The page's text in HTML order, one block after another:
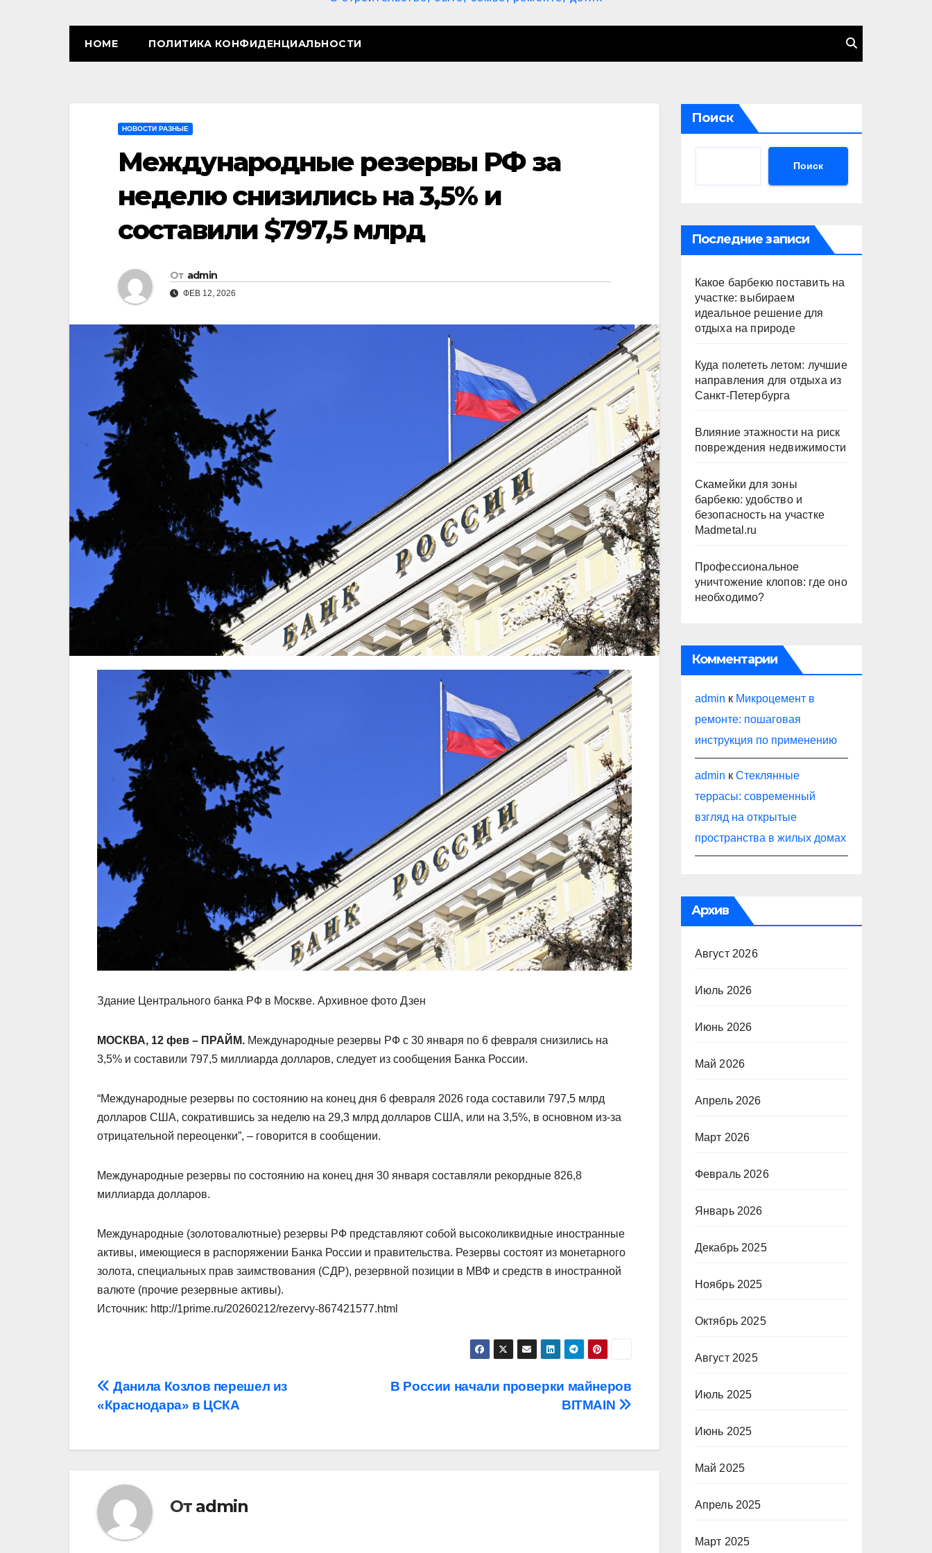
HOME ПОЛИТИКА КОНФИДЕНЦИАЛЬНОСТИ
НОВОСТИ РАЗНЫЕ
Международные резервы РФ за
неделю снизились на 3,5% и
составили $797,5 млрд
От admin
ФЕВ 12, 2026
Здание Центрального банка РФ в Москве. Архивное фото Дзен
МОСКВА, 12 фев – ПРАЙМ. Международные резервы РФ с 30 января по 6 февраля снизились на
3,5% и составили 797,5 миллиарда долларов, следует из сообщения Банка России.
“Международные резервы по состоянию на конец дня 6 февраля 2026 года составили 797,5 млрд
долларов США, сократившись за неделю на 29,3 млрд долларов США, или на 3,5%, в основном из-за
отрицательной переоценки”, – говорится в сообщении.
Международные резервы по состоянию на конец дня 30 января составляли рекордные 826,8
миллиарда долларов.
Международные (золотовалютные) резервы РФ представляют собой высоколиквидные иностранные
активы, имеющиеся в распоряжении Банка России и правительства. Резервы состоят из монетарного
золота, специальных прав заимствования (СДР), резервной позиции в МВФ и средств в иностранной
валюте (прочие резервные активы).
Источник: http://1prime.ru/20260212/rezervy-867421577.html
Навигация
по
записям
В России начали проверки майнеров
BITMAIN
Данила Козлов перешел из
«Краснодара» в ЦСКА
От admin
Поиск
Поиск
Последние записи
Какое барбекю поставить на
участке: выбираем
идеальное решение для
отдыха на природе
Куда полететь летом: лучшие
направления для отдыха из
Санкт-Петербурга
Влияние этажности на риск
повреждения недвижимости
Скамейки для зоны
барбекю: удобство и
безопасность на участке
Madmetal.ru
Профессиональное
уничтожение клопов: где оно
необходимо?
Комментарии
admin к Микроцемент в
ремонте: пошаговая
инструкция по применению
admin к Стеклянные
террасы: современный
взгляд на открытые
пространства в жилых домах
Архив
Август 2026
Июль 2026
Июнь 2026
Май 2026
Апрель 2026
Март 2026
Февраль 2026
Январь 2026
Декабрь 2025
Ноябрь 2025
Октябрь 2025
Август 2025
Июль 2025
Июнь 2025
Май 2025
Апрель 2025
Март 2025